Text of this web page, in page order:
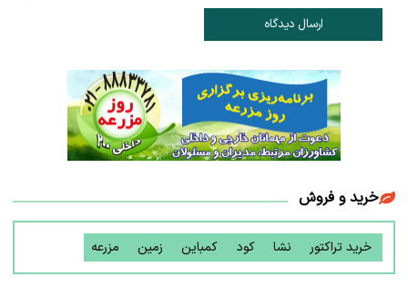
ارسال دیدگاه
خرید و فروش
خرید تراکتور نشا کود کمباین زمین مزرعه